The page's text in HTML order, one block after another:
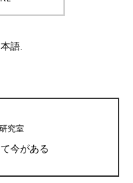
語
究室
今がある